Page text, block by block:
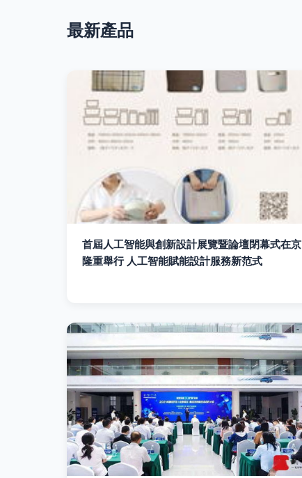
最新產品
首屆人工智能與創新設計展覽暨論壇閉幕式在京
隆重舉行 人工智能賦能設計服務新范式